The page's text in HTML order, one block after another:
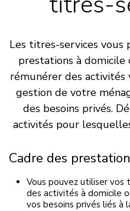
Les titres-services
prestations à domicile
rémunérer des activités
gestion de votre
des besoins privés.
activités pour
Cadre des
Vous pouvez utiliser vos
des activités à domicile
vos besoins privés liés à